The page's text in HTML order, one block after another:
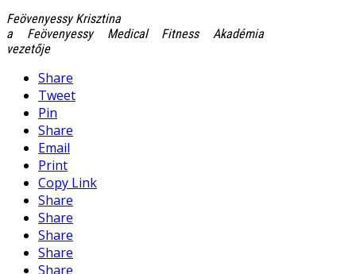
Feövenyessy Krisztina
a Feövenyessy Medical Fitness Akadémia
vezetője
Share
Tweet
Pin
Share
Email
Print
Copy Link
Share
Share
Share
Share
Share